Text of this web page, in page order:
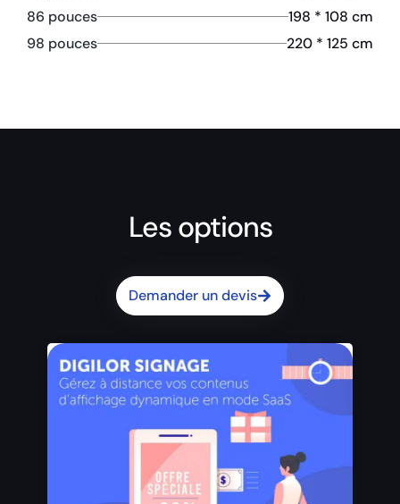
86 pouces
198 * 108 cm
98 pouces
220 * 125 cm
Les options
Demander un devis